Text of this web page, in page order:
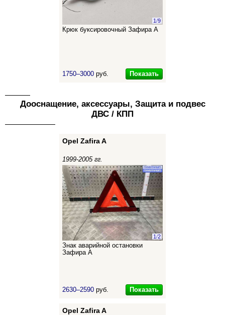
1/9
Крюк буксировочный Зафира А
1750–3000 руб. Показать
Дооснащение, аксессуары, Защита и подвес
ДВС / КПП
Opel Zafira A
1999-2005 гг.
1/2
Знак аварийной остановки
Зафира А
2630–2590 руб. Показать
Opel Zafira A